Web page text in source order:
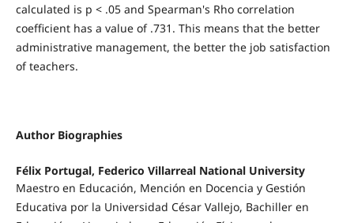
calculated is p < .05 and Spearman's Rho correlation
coefficient has a value of .731. This means that the better
administrative management, the better the job satisfaction
of teachers.
Author Biographies
Félix Portugal, Federico Villarreal National University
Maestro en Educación, Mención en Docencia y Gestión
Educativa por la Universidad César Vallejo, Bachiller en